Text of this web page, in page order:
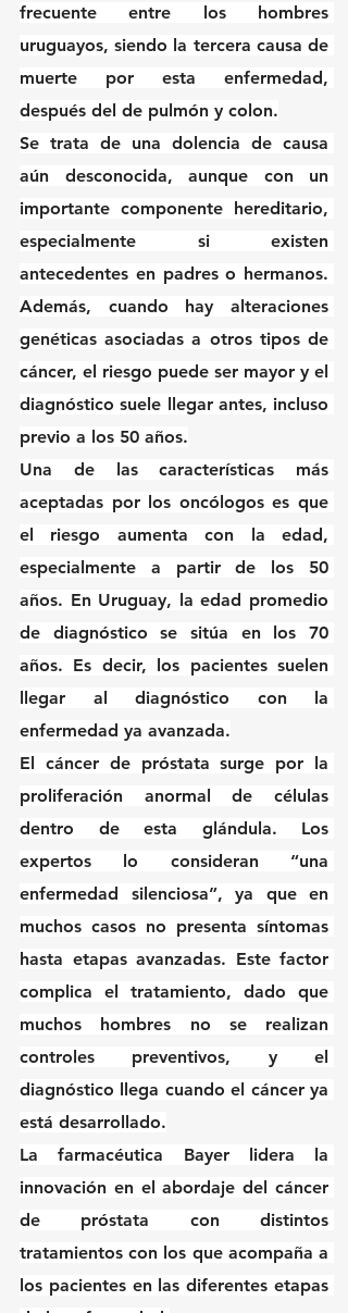
frecuente entre los hombres
uruguayos, siendo la tercera causa de
muerte por esta enfermedad,
después del de pulmón y colon.
Se trata de una dolencia de causa
aún desconocida, aunque con un
importante componente hereditario,
especialmente si existen
antecedentes en padres o hermanos.
Además, cuando hay alteraciones
genéticas asociadas a otros tipos de
cáncer, el riesgo puede ser mayor y el
diagnóstico suele llegar antes, incluso
previo a los 50 años.
Una de las características más
aceptadas por los oncólogos es que
el riesgo aumenta con la edad,
especialmente a partir de los 50
años. En Uruguay, la edad promedio
de diagnóstico se sitúa en los 70
años. Es decir, los pacientes suelen
llegar al diagnóstico con la
enfermedad ya avanzada.
El cáncer de próstata surge por la
proliferación anormal de células
dentro de esta glándula. Los
expertos lo consideran “una
enfermedad silenciosa”, ya que en
muchos casos no presenta síntomas
hasta etapas avanzadas. Este factor
complica el tratamiento, dado que
muchos hombres no se realizan
controles preventivos, y el
diagnóstico llega cuando el cáncer ya
está desarrollado.
La farmacéutica Bayer lidera la
innovación en el abordaje del cáncer
de próstata con distintos
tratamientos con los que acompaña a
los pacientes en las diferentes etapas